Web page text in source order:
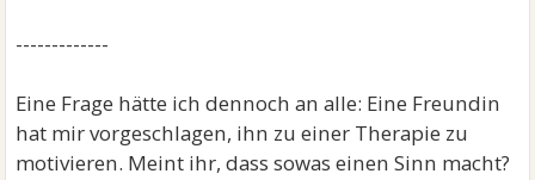
-------------
Eine Frage hätte ich dennoch an alle: Eine Freundin
hat mir vorgeschlagen, ihn zu einer Therapie zu
motivieren. Meint ihr, dass sowas einen Sinn macht?